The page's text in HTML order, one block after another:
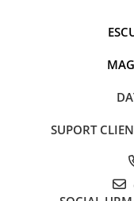
SUPORT